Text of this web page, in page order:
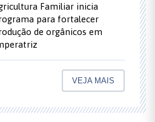
Familiar inicia
para fortalecer
de orgânicos em
VEJA MAIS